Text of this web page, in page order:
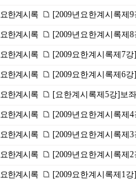
요한계시록 [2009년요한계시록제
요한계시록 [2009년요한계시록제
요한계시록 [2009요한계시록제7
요한계시록 [2009요한계시록제6
요한계시록 [요한계시록제5강]보
요한계시록 [2009년요한계시록제
요한계시록 [2009년요한계시록제
요한계시록 [2009년요한계시록제
요한계시록 [2009요한계시록제1